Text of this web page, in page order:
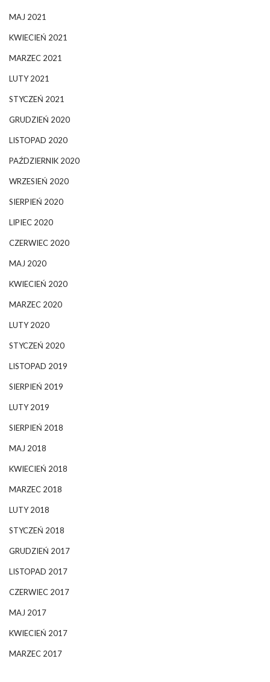
MAJ 2021
KWIECIEŃ 2021
MARZEC 2021
LUTY 2021
STYCZEŃ 2021
GRUDZIEŃ 2020
LISTOPAD 2020
PAŹDZIERNIK 2020
WRZESIEŃ 2020
SIERPIEŃ 2020
LIPIEC 2020
CZERWIEC 2020
MAJ 2020
KWIECIEŃ 2020
MARZEC 2020
LUTY 2020
STYCZEŃ 2020
LISTOPAD 2019
SIERPIEŃ 2019
LUTY 2019
SIERPIEŃ 2018
MAJ 2018
KWIECIEŃ 2018
MARZEC 2018
LUTY 2018
STYCZEŃ 2018
GRUDZIEŃ 2017
LISTOPAD 2017
CZERWIEC 2017
MAJ 2017
KWIECIEŃ 2017
MARZEC 2017